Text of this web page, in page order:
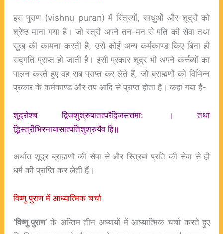
इस पुराण (vishnu puran) में स्त्रियों, साधुओं और शूद्रों को
श्रेष्ठ माना गया है। जो स्त्री अपने तन-मन से पति की सेवा तथा
सुख की कामना करती है, उसे कोई अन्य कर्मकाण्ड किए बिना ही
सद्गति प्राप्त हो जाती है। इसी प्रकार शूद्र भी अपने कर्त्तव्यों का
पालन करते हुए वह सब प्राप्त कर लेते हैं, जो ब्राह्मणों को विभिन्न
प्रकार के कर्मकाण्ड और तप आदि से प्राप्त होता है। कहा गया है-
शूद्रोश्च द्विजशुश्रुषातत्परैद्विजसत्तमा: । तथा
द्भिस्त्रीभिरनायासात्पतिशुश्रुयैव हि॥
अर्थात शूद्र ब्राह्मणों की सेवा से और स्त्रियां प्रति की सेवा से ही
धर्म की प्राप्ति कर लेती हैं।
विष्णु पुराण में आध्यात्मिक चर्चा
‘विष्णु पुराण‘ के अन्तिम तीन अध्यायों में आध्यात्मिक चर्चा करते हुए